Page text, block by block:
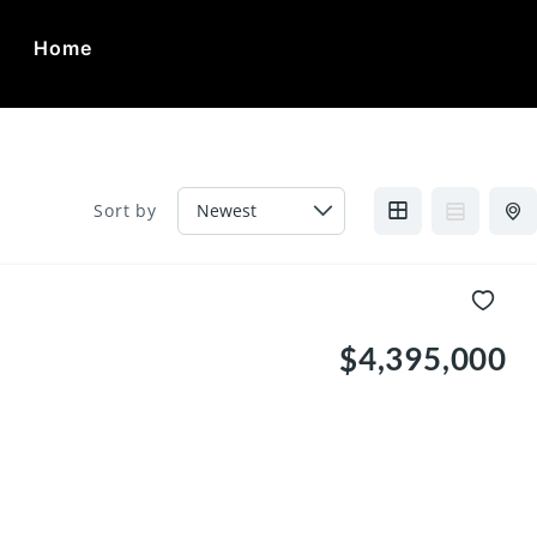
Home
Sort by
$4,395,000